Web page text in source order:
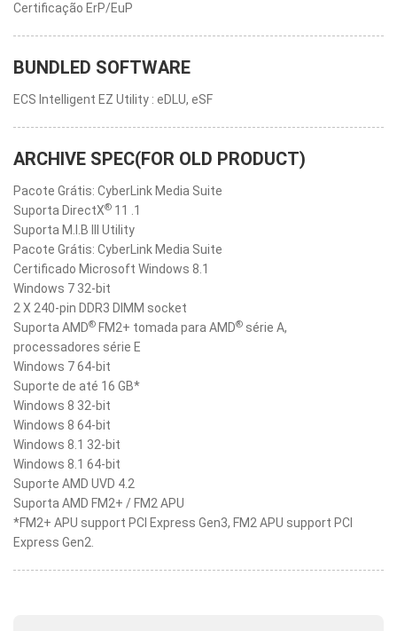
Certificação ErP/EuP
BUNDLED SOFTWARE
ECS Intelligent EZ Utility : eDLU, eSF
ARCHIVE SPEC(FOR OLD PRODUCT)
Pacote Grátis: CyberLink Media Suite
Suporta DirectX® 11 .1
Suporta M.I.B III Utility
Pacote Grátis: CyberLink Media Suite
Certificado Microsoft Windows 8.1
Windows 7 32-bit
2 X 240-pin DDR3 DIMM socket
Suporta AMD® FM2+ tomada para AMD® série A,
processadores série E
Windows 7 64-bit
Suporte de até 16 GB*
Windows 8 32-bit
Windows 8 64-bit
Windows 8.1 32-bit
Windows 8.1 64-bit
Suporte AMD UVD 4.2
Suporta AMD FM2+ / FM2 APU
*FM2+ APU support PCI Express Gen3, FM2 APU support PCI
Express Gen2.